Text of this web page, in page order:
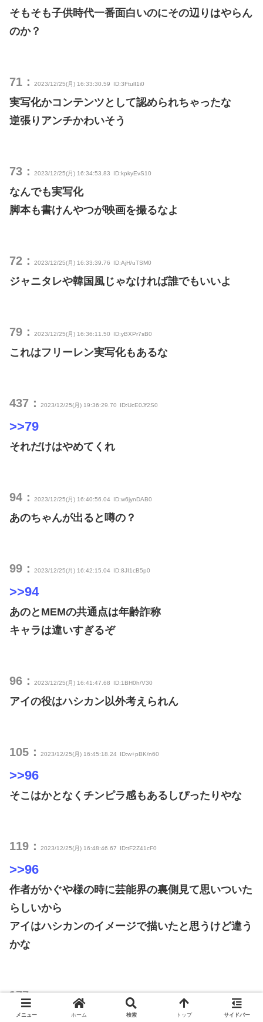
そもそも子供時代一番面白いのにその辺りはやらん
のか？
71： 2023/12/25(月) 16:33:30.59 ID:3FtulI1i0
実写化かコンテンツとして認められちゃったな
逆張りアンチかわいそう
73： 2023/12/25(月) 16:34:53.83 ID:kpkyEvS10
なんでも実写化
脚本も書けんやつが映画を撮るなよ
72： 2023/12/25(月) 16:33:39.76 ID:AjH/uTSM0
ジャニタレや韓国風じゃなければ誰でもいいよ
79： 2023/12/25(月) 16:36:11.50 ID:yBXPr7sB0
これはフリーレン実写化もあるな
437： 2023/12/25(月) 19:36:29.70 ID:UcE0Jf2S0
>>79
それだけはやめてくれ
94： 2023/12/25(月) 16:40:56.04 ID:w6jynDAB0
あのちゃんが出ると噂の？
99： 2023/12/25(月) 16:42:15.04 ID:8JI1cB5p0
>>94
あのとMEMの共通点は年齢詐称
キャラは違いすぎるぞ
96： 2023/12/25(月) 16:41:47.68 ID:1BH0h/V30
アイの役はハシカン以外考えられん
105： 2023/12/25(月) 16:45:18.24 ID:w+pBK/n60
>>96
そこはかとなくチンピラ感もあるしぴったりやな
119： 2023/12/25(月) 16:48:46.67 ID:tF2Z41cF0
>>96
作者がかぐや様の時に芸能界の裏側見て思いついた
らしいから
アイはハシカンのイメージで描いたと思うけど違う
かな
177： 2023/12/25(月) 17:09:10.08 ID:FSqpyVNN0
>>96
メニュー ホーム 検索 トップ サイドバー